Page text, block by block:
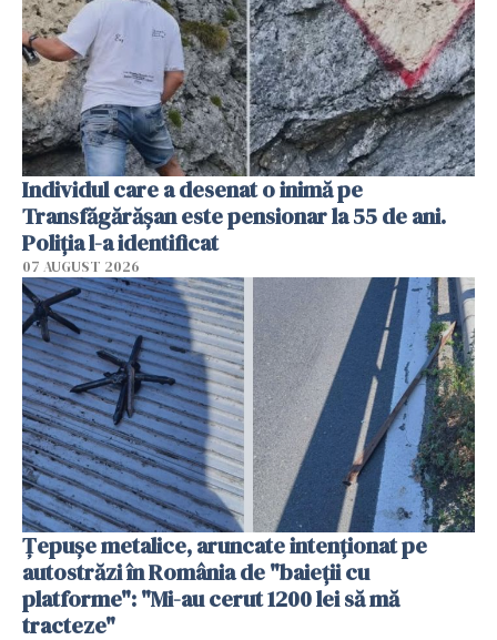
Individul care a desenat o inimă pe
Transfăgărășan este pensionar la 55 de ani.
Poliția l-a identificat
07 AUGUST 2026
Țepușe metalice, aruncate intenționat pe
autostrăzi în România de "baieții cu
platforme": "Mi-au cerut 1200 lei să mă
tracteze"